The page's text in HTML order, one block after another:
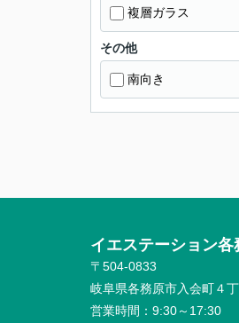
複層ガラス
その他
南向き
イエステーシ
〒504-0833
岐阜県各務原市入会町４
営業時間： 9:30～17:30